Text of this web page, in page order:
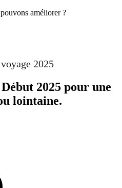
améliorer ?
2025
2025 pour une
lointaine.